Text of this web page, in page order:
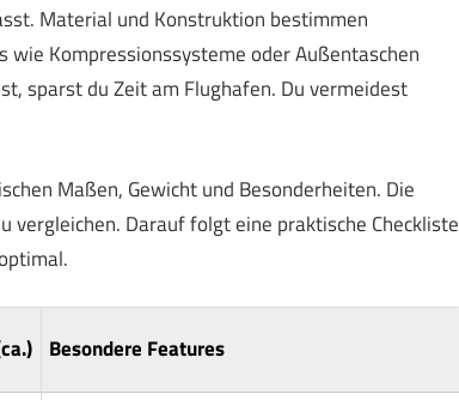
Material und Konstruktion bestimmen
wie Kompressionssysteme oder Außentaschen
sparst du Zeit am Flughafen. Du vermeidest
Maßen, Gewicht und Besonderheiten. Die
vergleichen. Darauf folgt eine praktische Checkliste
Besondere Features